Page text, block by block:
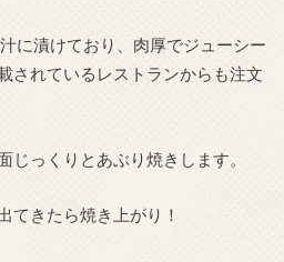
に漬けており、肉厚でジューシー
されているレストランからも注文
じっくりとあぶり焼きします。
てきたら焼き上がり！